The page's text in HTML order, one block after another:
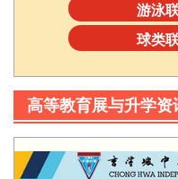
游泳
球类
高等教育展与升学资